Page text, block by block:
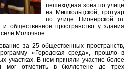
пешеходная зона по улице
на Мишкольцской, тротуар
по улице Пионерской от
общественное пространство у здания
Молочное.
за 25 общественных пространств,
«Городская среда», прошло в
участках. В нем приняли участие более
мог отметить в бюллетене до трех